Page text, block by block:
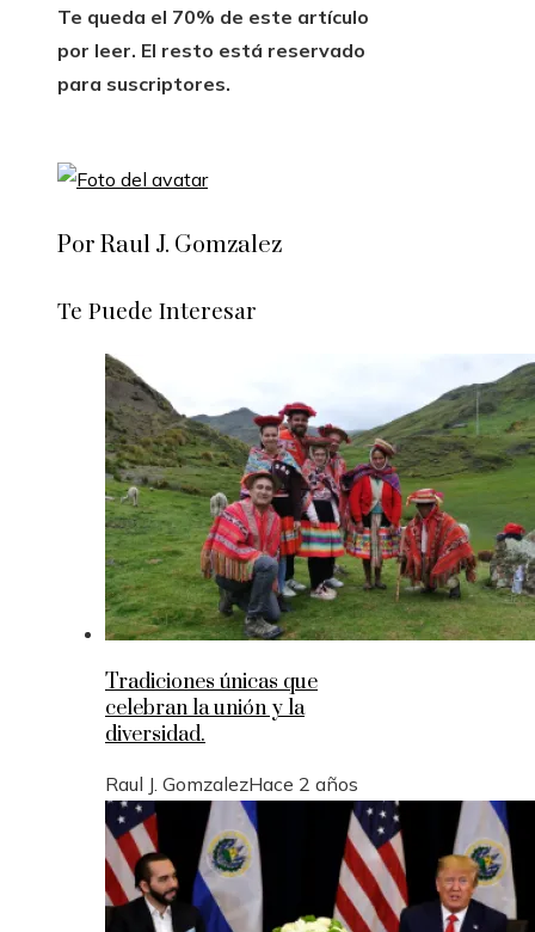
Te queda el 70% de este artículo
por leer. El resto está reservado
para suscriptores.
Por Raul J. Gomzalez
Te Puede Interesar
Tradiciones únicas que
celebran la unión y la
diversidad.
Raul J. GomzalezHace 2 años